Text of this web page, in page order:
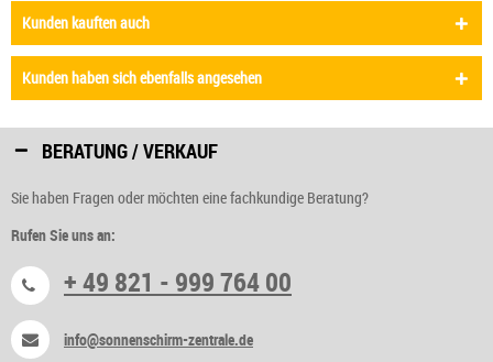
Kunden kauften auch
Kunden haben sich ebenfalls angesehen
BERATUNG / VERKAUF
Sie haben Fragen oder möchten eine fachkundige Beratung?
Rufen Sie uns an:
+ 49 821 - 999 764 00
info@sonnenschirm-zentrale.de